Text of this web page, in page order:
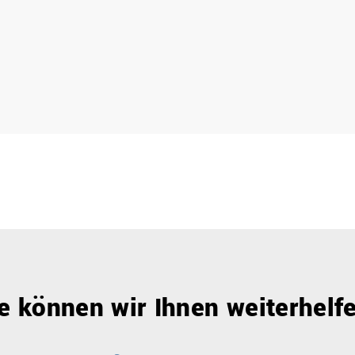
können wir Ihnen